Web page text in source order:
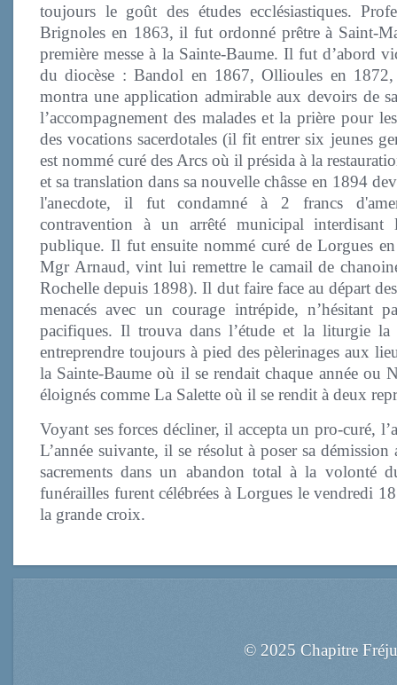
toujours le goût des études ecclésiastiques.
Brignoles en 1863, il fut ordonné prêtre à Saint-
première messe à la Sainte-Baume. Il fut d’abord
du diocèse : Bandol en 1867, Ollioules en
montra une application admirable aux devoirs de
l’accompagnement des malades et la prière pour
des vocations sacerdotales (il fit entrer six jeunes
est nommé curé des Arcs où il présida à la
et sa translation dans sa nouvelle châsse en 1894
l'anecdote, il fut condamné à 2 francs
contravention à un arrêté municipal
publique. Il fut ensuite nommé curé de Lorgues
Mgr Arnaud, vint lui remettre le camail de
Rochelle depuis 1898). Il dut faire face au départ
menacés avec un courage intrépide, n’hésitant
pacifiques. Il trouva dans l’étude et la liturgie
entreprendre toujours à pied des pèlerinages aux
la Sainte-Baume où il se rendait chaque année ou
éloignés comme La Salette où il se rendit à deux
Voyant ses forces décliner, il accepta un pro-curé,
L’année suivante, il se résolut à poser sa
sacrements dans un abandon total à la volonté
funérailles furent célébrées à Lorgues le vendredi
la grande croix.
© 2025 Chapitre